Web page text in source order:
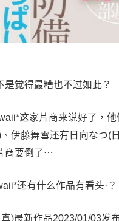
觉得最糟也不过如此？
这家片商来说好了，
伊藤舞雪还有日向なつ(
商要倒了⋯
还有什么作品有看头·？